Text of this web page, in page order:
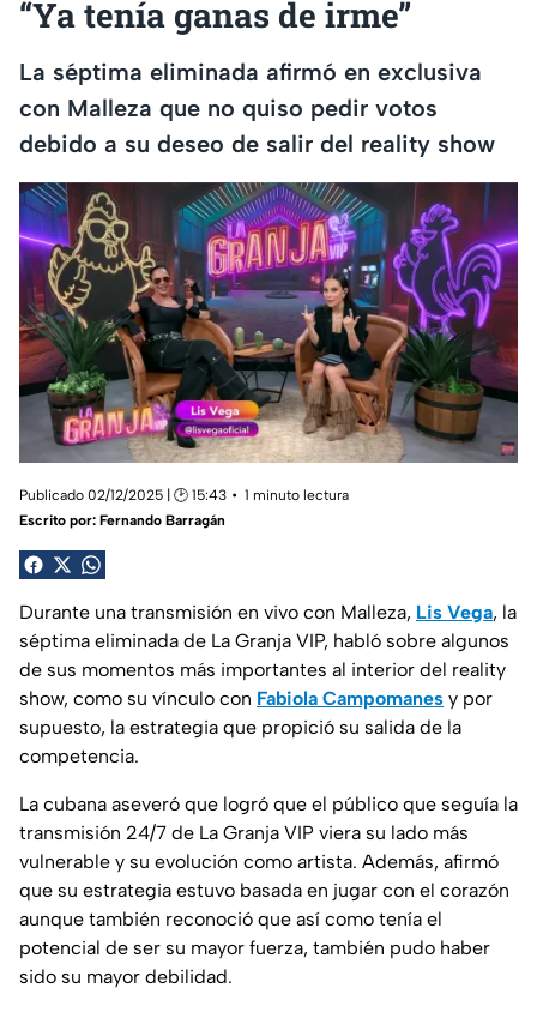
“Ya tenía ganas de irme”
La séptima eliminada afirmó en exclusiva
con Malleza que no quiso pedir votos
debido a su deseo de salir del reality show
Publicado 02/12/2025 | 🕑 15:43
1 minuto lectura
Escrito por: Fernando Barragán
Durante una transmisión en vivo con Malleza, Lis Vega, la
séptima eliminada de La Granja VIP, habló sobre algunos
de sus momentos más importantes al interior del reality
show, como su vínculo con Fabiola Campomanes y por
supuesto, la estrategia que propició su salida de la
competencia.
La cubana aseveró que logró que el público que seguía la
transmisión 24/7 de La Granja VIP viera su lado más
vulnerable y su evolución como artista. Además, afirmó
que su estrategia estuvo basada en jugar con el corazón
aunque también reconoció que así como tenía el
potencial de ser su mayor fuerza, también pudo haber
sido su mayor debilidad.